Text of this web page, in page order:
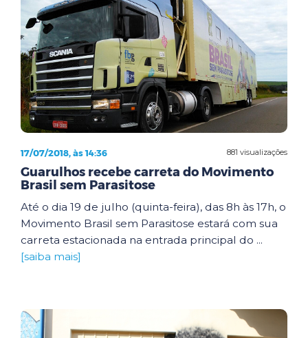
881 visualizações
17/07/2018, às 14:36
Guarulhos recebe carreta do Movimento
Brasil sem Parasitose
Até o dia 19 de julho (quinta-feira), das 8h às 17h, o
Movimento Brasil sem Parasitose estará com sua
carreta estacionada na entrada principal do ...
[saiba mais]